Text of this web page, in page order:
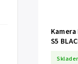
Kamera
S5